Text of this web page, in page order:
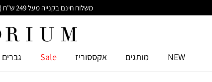
משלוח חינם בקנייה מעל 249 ש"ח (עלות משלוח החל מ-14.90 ש"ח)
NEW מותגים אקססוריז Sale גברים